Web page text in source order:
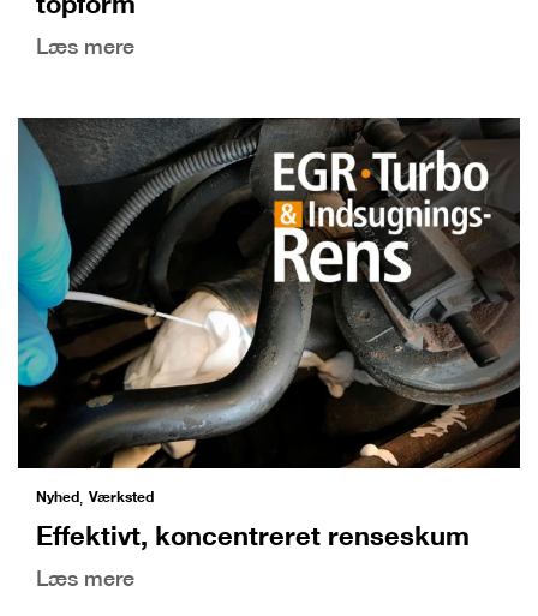
Læs mere
Nyhed, Værksted
Effektivt, koncentreret renseskum
Læs mere